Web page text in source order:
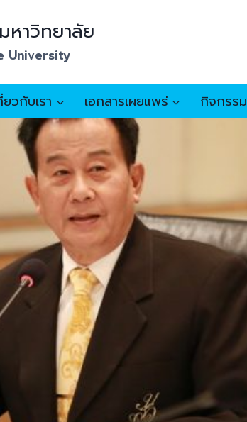
หาวิทยาลัย
University
ยวกับเรา เอกสารเผยแพร่ กิจกรรม